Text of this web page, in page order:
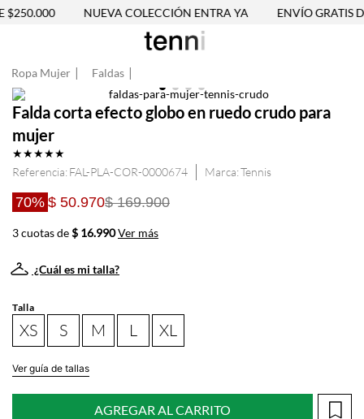
NUEVA COLECCIÓN ENTRA YA ENVÍO GRATIS
Ropa Mujer Faldas
Falda corta efecto globo en ruedo crudo para
mujer
★★★★★
Referencia: FAL-PLA-COR-0000674 Tennis
70% $ 50.970$ 169.900
3 cuotas de$ 16.990Ver más
¿Cuál es mi talla?
Talla
XS S M L XL
Ver guía de tallas
AGREGAR AL CARRITO